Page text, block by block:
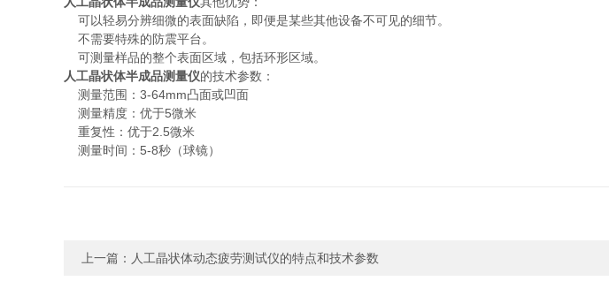
可以轻易分辨细微的表面缺陷，即便是某些其他设备不可见的细节。
不需要特殊的防震平台。
可测量样品的整个表面区域，包括环形区域。
人工晶状体半成品测量仪的技术参数：
测量范围：3-64mm凸面或凹面
测量精度：优于5微米
重复性：优于2.5微米
测量时间：5-8秒（球镜）
上一篇： 人工晶状体动态疲劳测试仪的特点和技术参数